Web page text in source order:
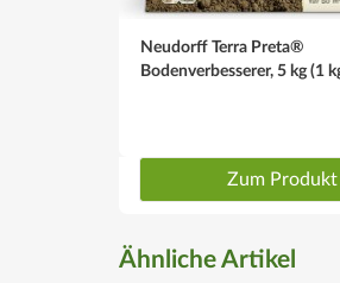
Neudorff Terra Preta®
Bodenverbesserer, 5 kg (1
Zum Produkt
Ähnliche Artikel